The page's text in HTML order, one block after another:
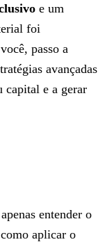
e um
foi
passo a
avançadas
capital e a gerar
entender o
aplicar o